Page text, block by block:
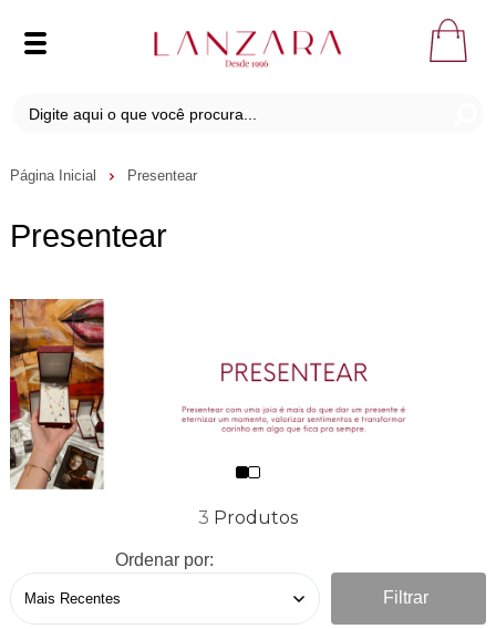
Página Inicial Presentear
Presentear
3
Ordenar por:
Filtrar